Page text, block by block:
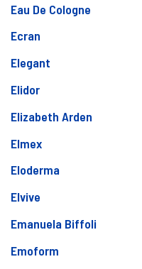
Eau De Cologne
Ecran
Elegant
Elidor
Elizabeth Arden
Elmex
Eloderma
Elvive
Emanuela Biffoli
Emoform